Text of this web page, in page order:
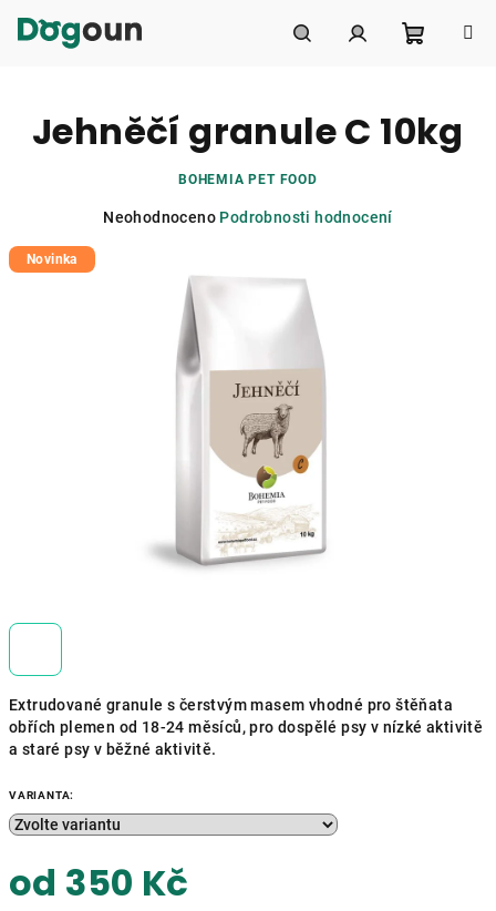
košík
Extrudované granule s čerstvým masem vhodné pro štěňata
obřích plemen od 18-24 měsíců, pro dospělé psy v nízké aktivitě
a staré psy v běžné aktivitě.
VARIANTA:
od 350 Kč
Jehněčí granule C 10kg
BOHEMIA PET FOOD
Průměrné
hvězdiček.
Neohodnoceno Podrobnosti hodnocení
Novinka